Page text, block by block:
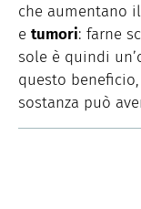
che aumentano
e tumori: farne
sole è quindi
questo
sostanza può